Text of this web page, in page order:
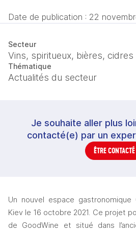
Date de publication : 22
Secteur
Vins, spiritueux, bières, cidres
Thématique
Actualités du secteur
Je souhaite aller plus
contacté(e) par un
ÊTRE CONTACTÉ
Un nouvel espace
Kiev le 16 octobre 2021. Ce projet
de GoodWine et situé dans